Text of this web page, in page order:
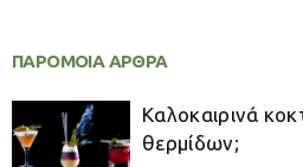
ΠΑΡΟΜΟΙΑ ΑΡΘΡΑ
Καλοκαιρινά
θερμίδων;